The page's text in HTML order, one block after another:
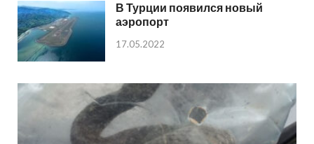
В Турции появился новый
аэропорт
17.05.2022